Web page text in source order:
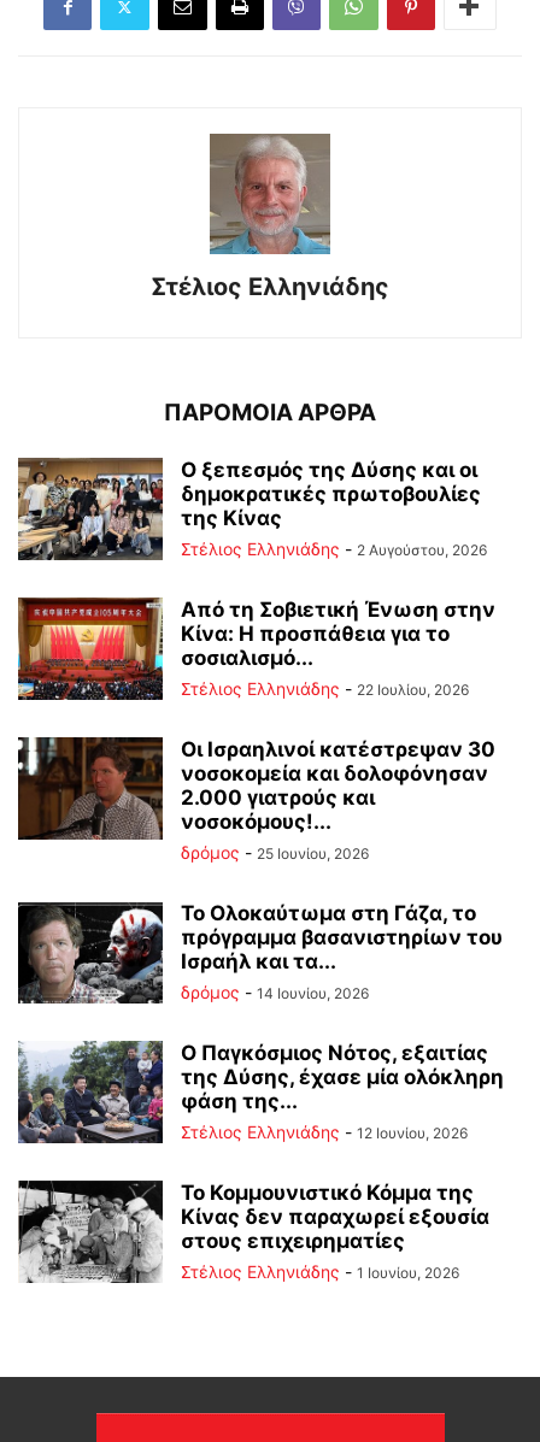
Στέλιος Ελληνιάδης
ΠΑΡΟΜΟΙΑ ΑΡΘΡΑ
Ο ξεπεσμός της Δύσης και οι
δημοκρατικές πρωτοβουλίες
της Κίνας
Στέλιος Ελληνιάδης - 2 Αυγούστου, 2026
Από τη Σοβιετική Ένωση στην
Κίνα: Η προσπάθεια για το
σοσιαλισμό...
Στέλιος Ελληνιάδης - 22 Ιουλίου, 2026
Οι Ισραηλινοί κατέστρεψαν 30
νοσοκομεία και δολοφόνησαν
2.000 γιατρούς και
νοσοκόμους!...
δρόμος - 25 Ιουνίου, 2026
Το Ολοκαύτωμα στη Γάζα, το
πρόγραμμα βασανιστηρίων του
Ισραήλ και τα...
δρόμος - 14 Ιουνίου, 2026
Ο Παγκόσμιος Νότος, εξαιτίας
της Δύσης, έχασε μία ολόκληρη
φάση της...
Στέλιος Ελληνιάδης - 12 Ιουνίου, 2026
Το Κομμουνιστικό Κόμμα της
Κίνας δεν παραχωρεί εξουσία
στους επιχειρηματίες
Στέλιος Ελληνιάδης - 1 Ιουνίου, 2026